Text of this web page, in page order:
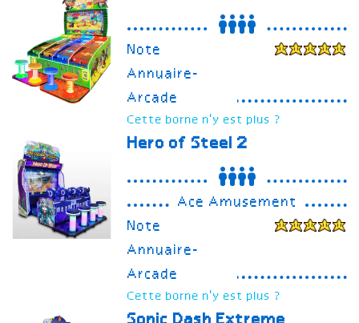
Note
Annuaire-
Arcade
Cette borne n'y est plus ?
Hero of Steel 2
Ace Amusement
Note
Annuaire-
Arcade
Cette borne n'y est plus ?